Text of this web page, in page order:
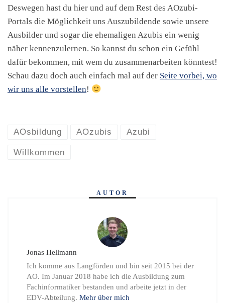
Deswegen hast du hier und auf dem Rest des AOzubi-
Portals die Möglichkeit uns Auszubildende sowie unsere
Ausbilder und sogar die ehemaligen Azubis ein wenig
näher kennenzulernen. So kannst du schon ein Gefühl
dafür bekommen, mit wem du zusammenarbeiten könntest!
Schau dazu doch auch einfach mal auf der Seite vorbei, wo
wir uns alle vorstellen!
AOsbildung AOzubis Azubi
Willkommen
AUTOR
Jonas Hellmann
Ich komme aus Langförden und bin seit 2015 bei der
AO. Im Januar 2018 habe ich die Ausbildung zum
Fachinformatiker bestanden und arbeite jetzt in der
EDV-Abteilung.Mehr über mich